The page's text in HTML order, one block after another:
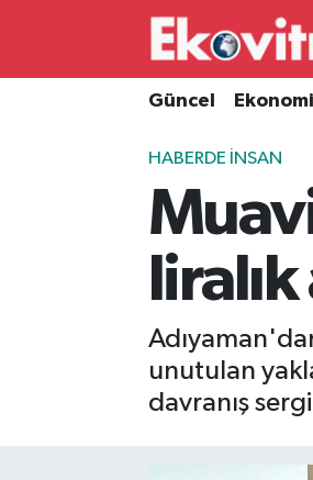
Güncel Ekonomi
HABERDE İNSAN
unutulan
davranış
Güncel
Borsa Haberleri
Hava Durumu
Süper Lig Puan Durumu ve
Tüm Manşetler
Son Dakika Haberleri
Haber Arşivi